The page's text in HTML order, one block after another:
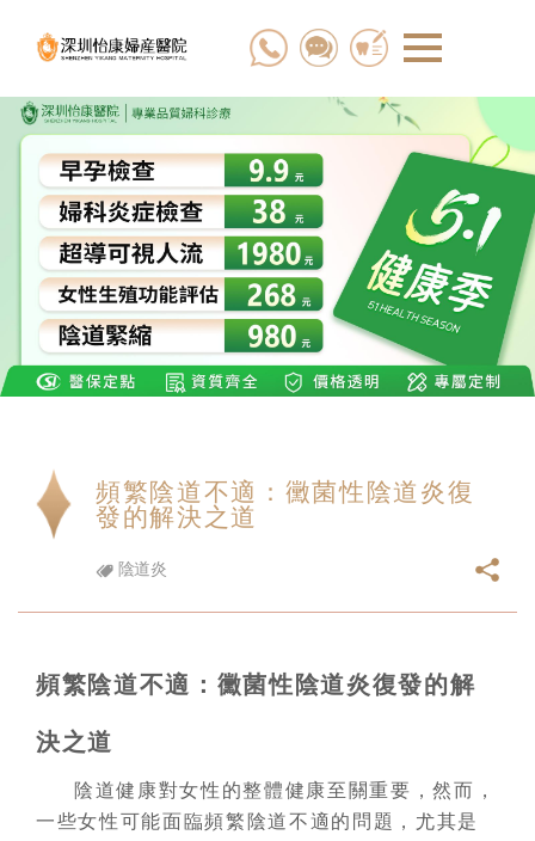
頻繁陰道不適：黴菌性陰道炎復
發的解決之道
陰道炎
頻繁陰道不適：黴菌性陰道炎復發的解
決之道
陰道健康對女性的整體健康至關重要，然而，
一些女性可能面臨頻繁陰道不適的問題，尤其是